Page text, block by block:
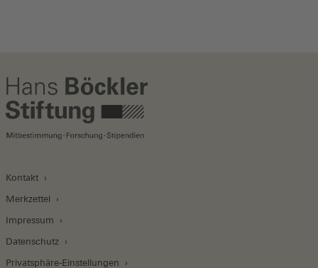
Kontakt
Merkzettel
Impressum
Datenschutz
Privatsphäre-Einstellungen